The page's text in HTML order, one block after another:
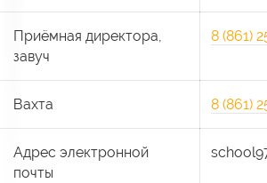
Приёмная директора,
завуч
8 (861)
Вахта 8 (861)
Адрес электронной
почты